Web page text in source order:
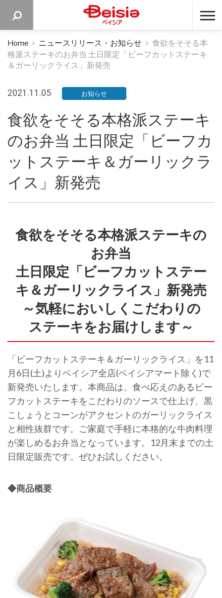
ベイシア
Home ニュースリリース・お知らせ
食欲をそそる本
格派ステーキのお弁当 土日限定「ビーフカットステーキ
＆ガーリックライス」新発売
2021.11.05 お知らせ
食欲をそそる本格派ステーキ
のお弁当 土日限定「ビーフカ
ットステーキ＆ガーリックラ
イス」新発売
食欲をそそる本格派ステーキの
お弁当
土日限定「ビーフカットステー
キ＆ガーリックライス」新発売
～気軽においしくこだわりの
ステーキをお届けします～
「ビーフカットステーキ＆ガーリックライス」を11
月6日(土)よりベイシア全店(ベイシアマート除く)で
新発売いたします。本商品は、食べ応えのあるビー
フカットステーキをこだわりのソースで仕上げ、黒
こしょうとコーンがアクセントのガーリックライス
と相性抜群です。ご家庭で手軽に本格的な牛肉料理
が楽しめるお弁当となっています。12月末までの土
日限定販売です。ぜひお試しください。
◆商品概要